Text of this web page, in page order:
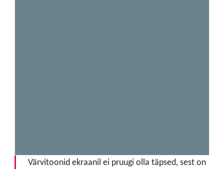
Värvitoonid ekraanil ei pruugi olla täpsed, sest on